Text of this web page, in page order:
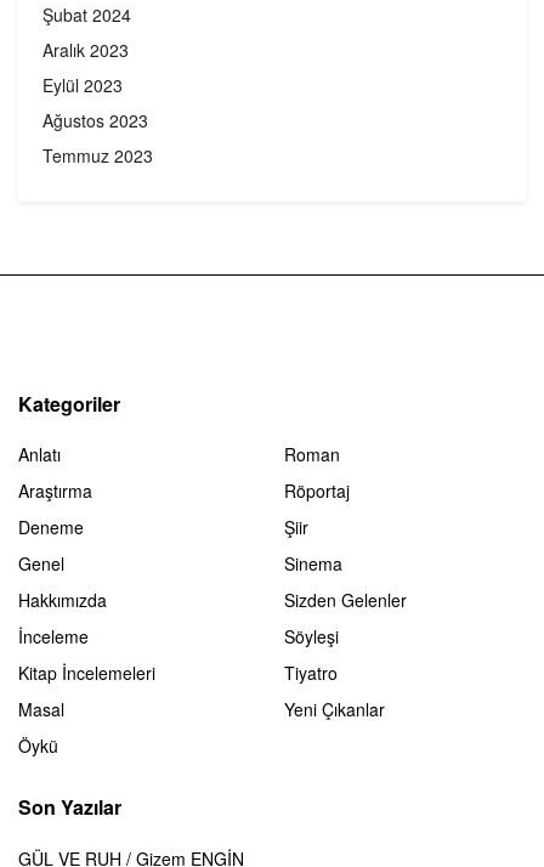
Şubat 2024
Aralık 2023
Eylül 2023
Ağustos 2023
Temmuz 2023
Kategoriler
Anlatı
Araştırma
Deneme
Genel
Hakkımızda
İnceleme
Kitap İncelemeleri
Masal
Öykü
Roman
Röportaj
Şiir
Sinema
Sizden Gelenler
Söyleşi
Tiyatro
Yeni Çıkanlar
Son Yazılar
GÜL VE RUH / Gizem ENGİN